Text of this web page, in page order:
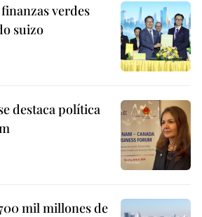
verdes
suizo
destaca política
mil millones de